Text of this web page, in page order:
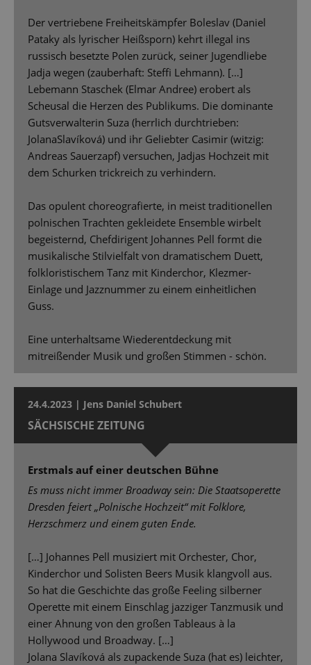
Der vertriebene Freiheitskämpfer Boleslav (Daniel
Pataky als lyrischer Heißsporn) kehrt illegal ins
russisch besetzte Polen zurück, seiner Jugendliebe
Jadja wegen (zauberhaft: Stefﬁ Lehmann). […]
Lebemann Staschek (Elmar Andree) erobert als
Scheusal die Herzen des Publikums. Die dominante
Gutsverwalterin Suza (herrlich durchtrieben:
JolanaSlavíková) und ihr Geliebter Casimir (witzig:
Andreas Sauerzapf) versuchen, Jadjas Hochzeit mit
dem Schurken trickreich zu verhindern.
Das opulent choreograﬁerte, in meist traditionellen
polnischen Trachten gekleidete Ensemble wirbelt
begeisternd, Chefdirigent Johannes Pell formt die
musikalische Stilvielfalt von dramatischem Duett,
folkloristischem Tanz mit Kinderchor, Klezmer-
Einlage und Jazznummer zu einem einheitlichen
Guss.
Eine unterhaltsame Wiederentdeckung mit
mitreißender Musik und großen Stimmen - schön.
24.4.2023 | Jens Daniel Schubert
SÄCHSISCHE ZEITUNG
Erstmals auf einer deutschen Bühne
Es muss nicht immer Broadway sein: Die Staatsoperette
Dresden feiert „Polnische Hochzeit“ mit Folklore,
Herzschmerz und einem guten Ende.
[…] Johannes Pell musiziert mit Orchester, Chor,
Kinderchor und Solisten Beers Musik klangvoll aus.
So hat die Geschichte das große Feeling silberner
Operette mit einem Einschlag jazziger Tanzmusik und
einer Ahnung von den großen Tableaus à la
Hollywood und Broadway. […]
Jolana Slavíková als zupackende Suza (hat es) leichter,